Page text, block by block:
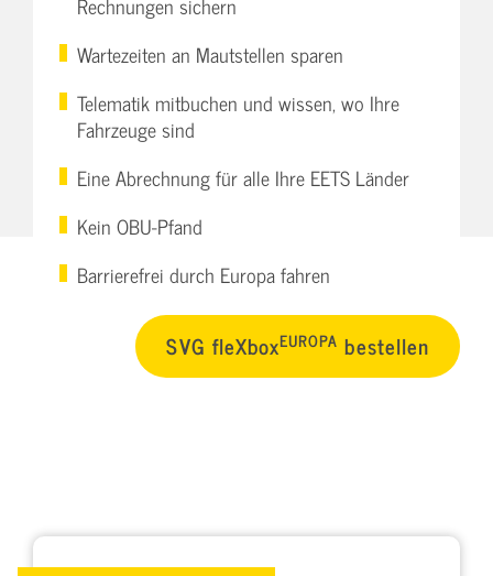
Wartezeiten an Mautstellen sparen
Telematik mitbuchen und wissen, wo Ihre
Fahrzeuge sind
Eine Abrechnung für alle Ihre EETS Länder
Kein OBU-Pfand
Barrierefrei durch Europa fahren
SVG fleXboxEUROPA bestellen